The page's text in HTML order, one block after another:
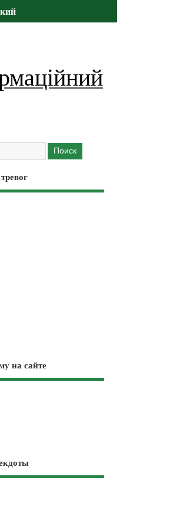
на сайте